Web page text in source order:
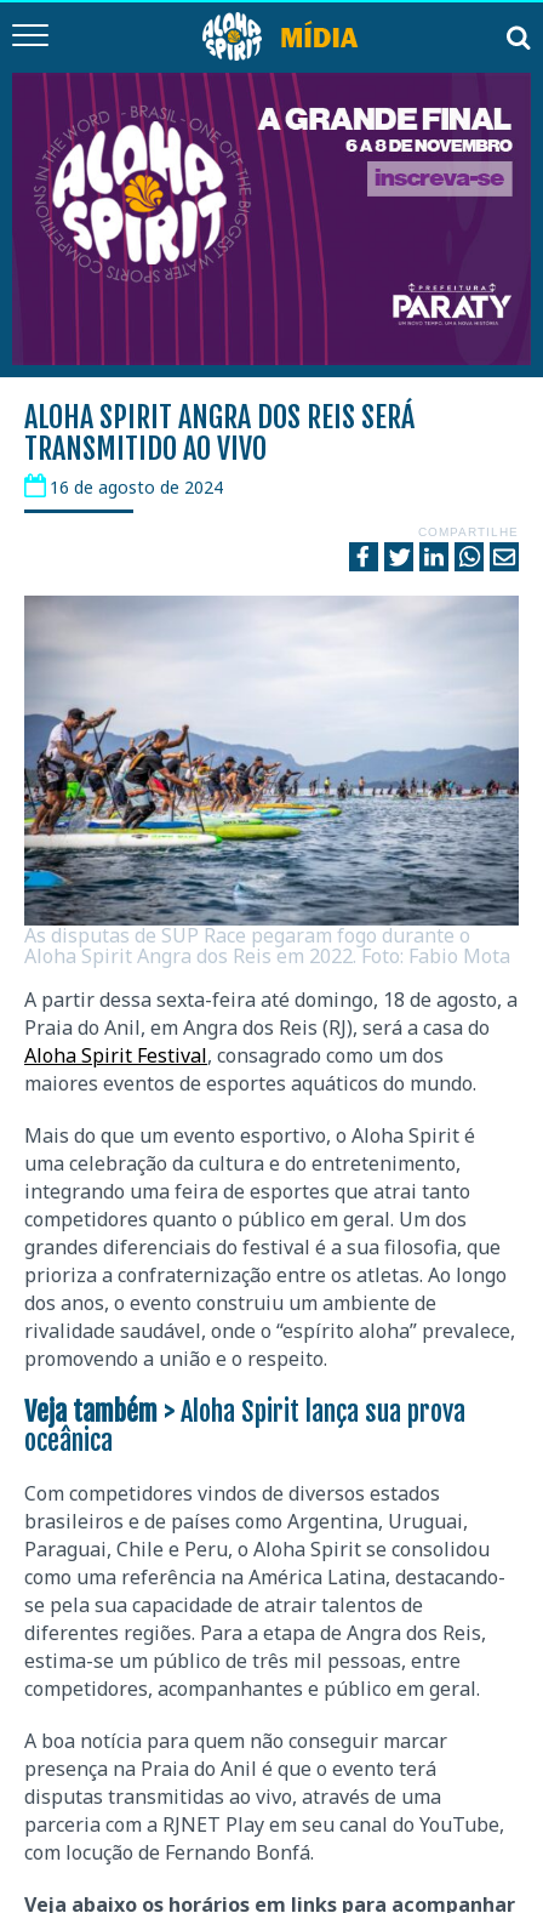
ALOHA SPIRIT ANGRA DOS REIS SERÁ
TRANSMITIDO AO VIVO
16 de agosto de 2024
COMPARTILHE
As disputas de SUP Race pegaram fogo durante o
Aloha Spirit Angra dos Reis em 2022. Foto: Fabio Mota
A partir dessa sexta-feira até domingo, 18 de agosto, a
Praia do Anil, em Angra dos Reis (RJ), será a casa do
Aloha Spirit Festival, consagrado como um dos
maiores eventos de esportes aquáticos do mundo.
Mais do que um evento esportivo, o Aloha Spirit é
uma celebração da cultura e do entretenimento,
integrando uma feira de esportes que atrai tanto
competidores quanto o público em geral. Um dos
grandes diferenciais do festival é a sua filosofia, que
prioriza a confraternização entre os atletas. Ao longo
dos anos, o evento construiu um ambiente de
rivalidade saudável, onde o “espírito aloha” prevalece,
promovendo a união e o respeito.
Veja também >Aloha Spirit lança sua prova
oceânica
Com competidores vindos de diversos estados
brasileiros e de países como Argentina, Uruguai,
Paraguai, Chile e Peru, o Aloha Spirit se consolidou
como uma referência na América Latina, destacando-
se pela sua capacidade de atrair talentos de
diferentes regiões. Para a etapa de Angra dos Reis,
estima-se um público de três mil pessoas, entre
competidores, acompanhantes e público em geral.
A boa notícia para quem não conseguir marcar
presença na Praia do Anil é que o evento terá
disputas transmitidas ao vivo, através de uma
parceria com a RJNET Play em seu canal do YouTube,
com locução de Fernando Bonfá.
Veja abaixo os horários em links para acompanhar